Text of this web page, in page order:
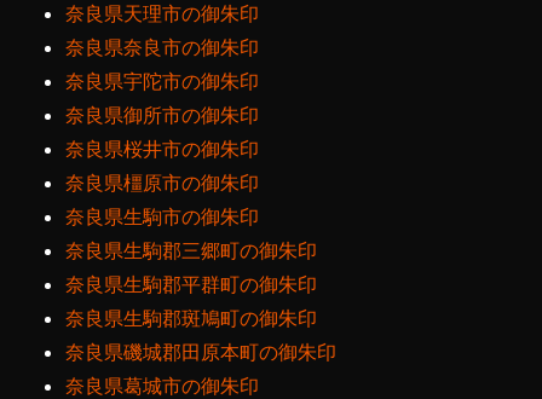
奈良県天理市の御朱印
奈良県奈良市の御朱印
奈良県宇陀市の御朱印
奈良県御所市の御朱印
奈良県桜井市の御朱印
奈良県橿原市の御朱印
奈良県生駒市の御朱印
奈良県生駒郡三郷町の御朱印
奈良県生駒郡平群町の御朱印
奈良県生駒郡斑鳩町の御朱印
奈良県磯城郡田原本町の御朱印
奈良県葛城市の御朱印